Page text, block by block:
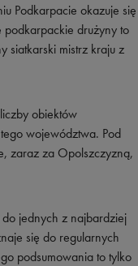
Podkarpacie okazuje się
podkarpackie drużyny to
siatkarski mistrz kraju z
obiektów
województwa. Pod
zaraz za Opolszczyzną,
jednych z najbardziej
się do regularnych
podsumowania to tylko